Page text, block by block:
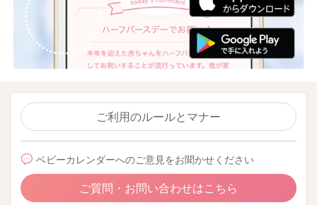
ご利用のルールとマナー
ベビーカレンダーへのご意見をお聞かせください
ご質問・お問い合わせはこちら